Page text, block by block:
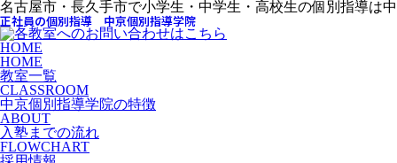
名古屋市・長久手市で小学生・中学生・高校生の個別指導は
正社員の個別指導 中京個別指導学院
HOME
HOME
教室一覧
CLASSROOM
中京個別指導学院の特徴
ABOUT
入塾までの流れ
FLOWCHART